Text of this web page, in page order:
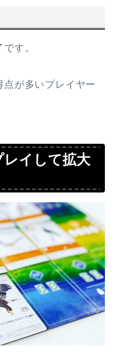
す。
が多いプレイヤー
イして拡大